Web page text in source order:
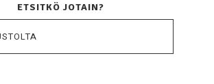
ETSITKÖ JOTAIN?